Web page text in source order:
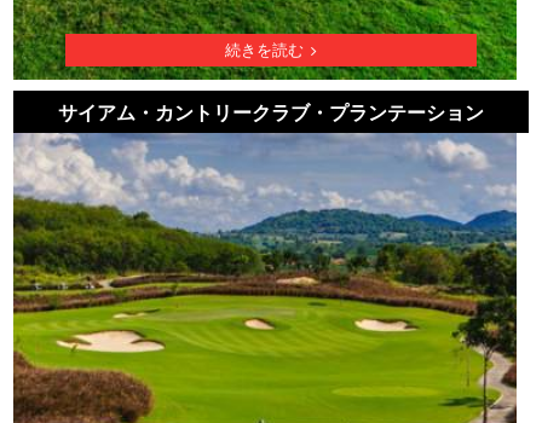
続きを読む
サイアム・カントリークラブ・プランテーション